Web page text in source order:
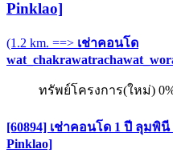
Pinklao]
(1.2 km. ==> เช่าคอนโด
ทรัพย์โครงการ(ใหม่)
[60894] เช่าคอนโด 1 ปี ลุมพิ
Pinklao]